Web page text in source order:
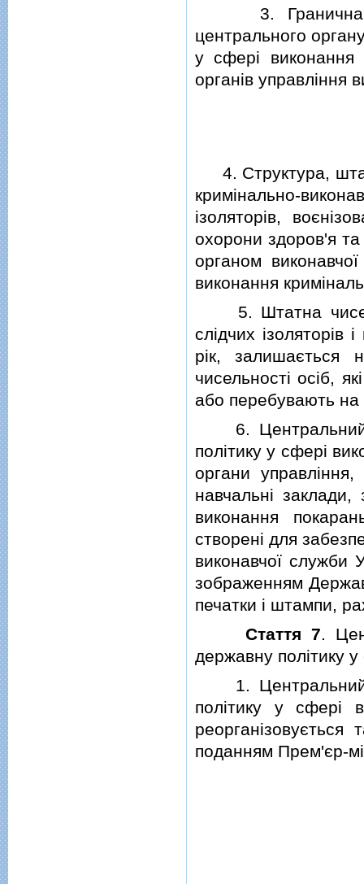
3. Гранична
центрального
у сферi виконання
органiв управлiння
4. Структура,
кримiнально-
iзоляторiв,
охорони здоров'я
органом
виконання
5. Штатна
слiдчих iзоляторiв i
рiк, залишається
чисельностi осiб,
або перебувають на
6. Центральний
полiтику у сферi
органи
навчальнi заклади,
виконання
створенi для
виконавчої служби
зображенням
печатки i штампи,
Стаття 7.
державну полiтику
1. Центральний
полiтику у сферi
реорганiзовується
поданням Прем'єр-